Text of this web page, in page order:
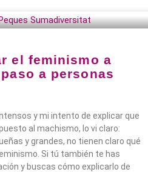
el feminismo a
a personas
y mi intento de explicar que
al machismo, lo vi claro:
y grandes, no tienen claro qué
Si tú también te has
y buscas cómo explicarlo de